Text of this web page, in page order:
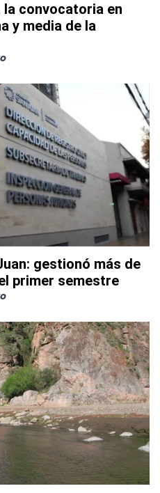
convocatoria en
y media de la
gestionó más de
primer semestre